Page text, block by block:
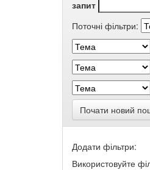
запит
Поточні фільтри:
Почати новий
Додати фільтри:
Використовуйте